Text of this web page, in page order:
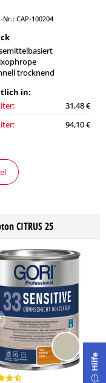
CAP-100204
trocknend
in:
31,48 €
94,10 €
CITRUS 25
Hilfe